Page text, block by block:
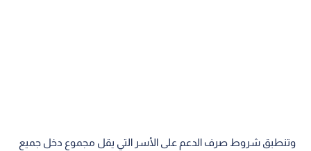
وتنطبق شروط صرف الدعم على الأسر التي يقل مجموع دخل جميع